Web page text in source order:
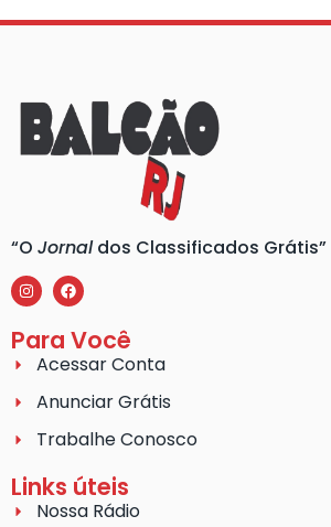
“O Jornaldos Classificados Grátis”
Para Você
Acessar Conta
Anunciar Grátis
Trabalhe Conosco
Links úteis
Nossa Rádio